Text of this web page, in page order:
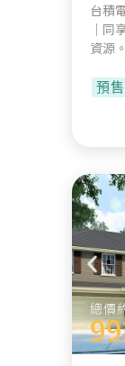
台積
｜
資源。
預
總價